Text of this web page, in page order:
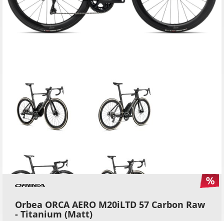
Orbea ORCA AERO M20iLTD 57 Carbon Raw
- Titanium (Matt)